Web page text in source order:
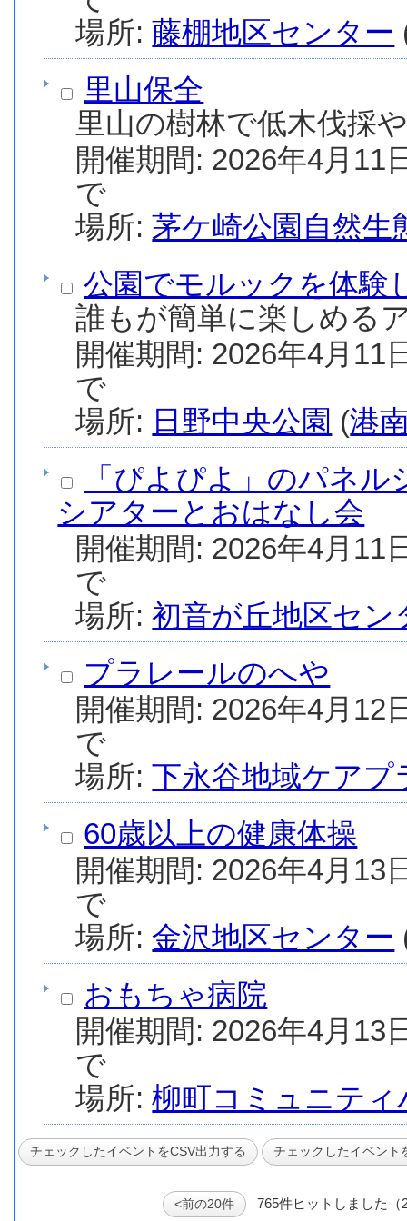
場所:藤棚地区センター
里山保全
里山の樹林で低木伐採
開催期間: 2026年4月11
場所:茅ケ崎公園自然生
公園でモルックを体験
誰もが簡単に楽しめる
開催期間: 2026年4月11
場所: 日野中央公園 (港
「ぴよぴよ」のパネ
シアターとおはなし会
開催期間: 2026年4月11
場所:初音が丘地区セン
プラレールのへや
開催期間: 2026年4月12
場所:下永谷地域ケアプ
60歳以上の健康体操
開催期間: 2026年4月13
場所:金沢地区センター
おもちゃ病院
開催期間: 2026年4月13
場所:柳町コミュニティ
<前の20件 765件ヒットしました（